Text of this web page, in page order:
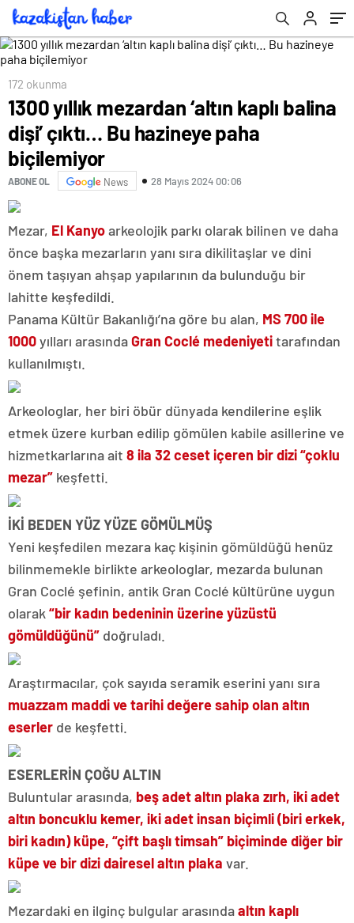
172 okunma
1300 yıllık mezardan ‘altın kaplı balina
dişi’ çıktı… Bu hazineye paha
biçilemiyor
ABONE OL News 28 Mayıs 2024 00:06
Mezar, El Kanyoarkeolojik parkı olarak bilinen ve daha
önce başka mezarların yanı sıra dikilitaşlar ve dini
önem taşıyan ahşap yapılarının da bulunduğu bir
lahitte keşfedildi.
Panama Kültür Bakanlığı’na göre bu alan, MS 700 ile
1000yılları arasındaGran Coclé medeniyetitarafından
kullanılmıştı.
Arkeologlar, her biri öbür dünyada kendilerine eşlik
etmek üzere kurban edilip gömülen kabile asillerine ve
hizmetkarlarına ait 8 ila 32 ceset içeren bir dizi “çoklu
mezar” keşfetti.
İKİ BEDEN YÜZ YÜZE GÖMÜLMÜŞ
Yeni keşfedilen mezara kaç kişinin gömüldüğü henüz
bilinmemekle birlikte arkeologlar, mezarda bulunan
Gran Coclé şefinin, antik Gran Coclé kültürüne uygun
olarak “bir kadın bedeninin üzerine yüzüstü
gömüldüğünü” doğruladı.
Araştırmacılar, çok sayıda seramik eserini yanı sıra
muazzam maddi ve tarihi değere sahip olan altın
eserler de keşfetti.
ESERLERİN ÇOĞU ALTIN
Buluntular arasında, beş adet altın plaka zırh, iki adet
altın boncuklu kemer, iki adet insan biçimli (biri erkek,
biri kadın) küpe, “çift başlı timsah” biçiminde diğer bir
küpe ve bir dizi dairesel altın plaka var.
Mezardaki en ilginç bulgular arasındaaltın kaplı